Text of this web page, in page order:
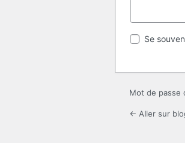
Se
Mot de passe
← Aller sur